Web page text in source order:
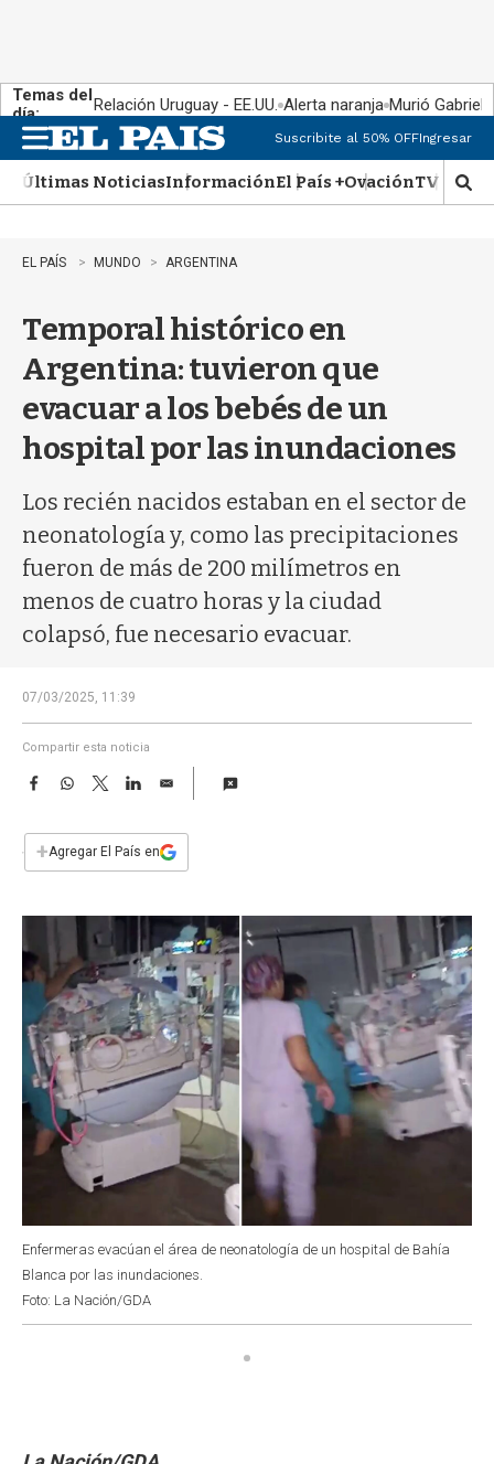
Temas del
día:
Relación Uruguay - EE.UU. Alerta naranja Murió Gabriel
n
u
Suscribite al 50% OFFIngresar
Últimas NoticiasInformaciónEl País +OvaciónTV Show
M
o
a
EL PAÍS MUNDO ARGENTINA
Temporal histórico en
Argentina: tuvieron que
evacuar a los bebés de un
hospital por las inundaciones
Los recién nacidos estaban en el sector de
neonatología y, como las precipitaciones
fueron de más de 200 milímetros en
menos de cuatro horas y la ciudad
colapsó, fue necesario evacuar.
07/03/2025, 11:39
Compartir esta noticia
F
e
b
W
s
p
T
w
t
L
n
E
i
l
+Agregar El País en
Enfermeras evacúan el área de neonatología de un hospital de Bahía
Blanca por las inundaciones.
Foto: La Nación/GDA